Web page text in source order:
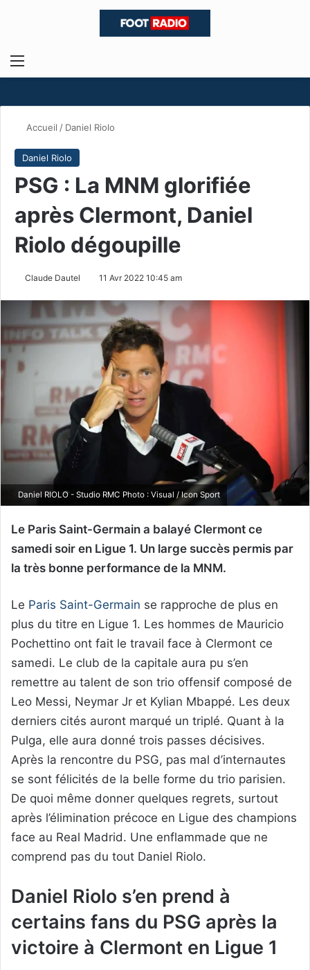
Menu
Accueil / Daniel Riolo
Daniel Riolo
PSG : La MNM glorifiée
après Clermont, Daniel
Riolo dégoupille
Claude Dautel 11 Avr 2022 10:45 am
Daniel RIOLO - Studio RMC Photo : Visual / Icon Sport
Le Paris Saint-Germain a balayé Clermont ce
samedi soir en Ligue 1. Un large succès permis par
la très bonne performance de la MNM.
Le Paris Saint-Germain se rapproche de plus en
plus du titre en Ligue 1. Les hommes de Mauricio
Pochettino ont fait le travail face à Clermont ce
samedi. Le club de la capitale aura pu s’en
remettre au talent de son trio offensif composé de
Leo Messi, Neymar Jr et Kylian Mbappé. Les deux
derniers cités auront marqué un triplé. Quant à la
Pulga, elle aura donné trois passes décisives.
Après la rencontre du PSG, pas mal d’internautes
se sont félicités de la belle forme du trio parisien.
De quoi même donner quelques regrets, surtout
après l’élimination précoce en Ligue des champions
face au Real Madrid. Une enflammade que ne
comprend pas du tout Daniel Riolo.
Daniel Riolo s’en prend à
certains fans du PSG après la
victoire à Clermont en Ligue 1